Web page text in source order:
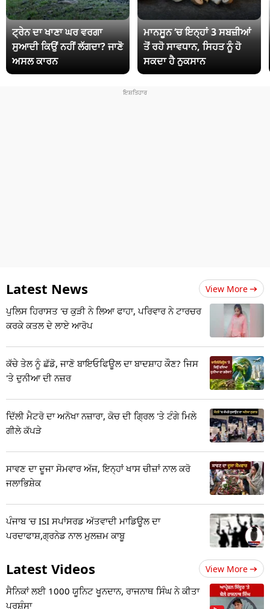
ਟ੍ਰੇਨ ਦਾ ਖਾਣਾ ਘਰ ਵਰਗਾ
ਸੁਆਦੀ ਕਿਉਂ ਨਹੀਂ ਲੱਗਦਾ? ਜਾਣੋ
ਅਸਲ ਕਾਰਨ
ਮਾਨਸੂਨ ‘ਚ ਇਨ੍ਹਾਂ 3 ਸਬਜ਼ੀਆਂ
ਤੋਂ ਰਹੋ ਸਾਵਧਾਨ, ਸਿਹਤ ਨੂੰ ਹੋ
ਸਕਦਾ ਹੈ ਨੁਕਸਾਨ
Latest News View More
ਪੁਲਿਸ ਹਿਰਾਸਤ 'ਚ ਕੁੜੀ ਨੇ ਲਿਆ ਫਾਹਾ, ਪਰਿਵਾਰ ਨੇ ਟਾਰਚਰ
ਕਰਕੇ ਕਤਲ ਦੇ ਲਾਏ ਆਰੋਪ
ਕੱਚੇ ਤੇਲ ਨੂੰ ਛੱਡੋ, ਜਾਣੋ ਬਾਇਓਫਿਊਲ ਦਾ ਬਾਦਸ਼ਾਹ ਕੌਣ? ਜਿਸ
'ਤੇ ਦੁਨੀਆ ਦੀ ਨਜ਼ਰ
ਦਿੱਲੀ ਮੈਟਰੋ ਦਾ ਅਨੋਖਾ ਨਜ਼ਾਰਾ, ਕੋਚ ਦੀ ਗ੍ਰਿਲ 'ਤੇ ਟੰਗੇ ਮਿਲੇ
ਗੀਲੇ ਕੱਪੜੇ
ਸਾਵਣ ਦਾ ਦੂਜਾ ਸੋਮਵਾਰ ਅੱਜ, ਇਨ੍ਹਾਂ ਖਾਸ ਚੀਜ਼ਾਂ ਨਾਲ ਕਰੋ
ਜਲਾਭਿਸ਼ੇਕ
ਪੰਜਾਬ 'ਚ ISI ਸਪਾਂਸਰਡ ਅੱਤਵਾਦੀ ਮਾਡਿਊਲ ਦਾ
ਪਰਦਾਫਾਸ਼,ਗ੍ਰਨੇਡ ਨਾਲ ਮੁਲਜ਼ਮ ਕਾਬੂ
Latest Videos View More
ਸੈਨਿਕਾਂ ਲਈ 1000 ਯੂਨਿਟ ਖੂਨਦਾਨ, ਰਾਜਨਾਥ ਸਿੰਘ ਨੇ ਕੀਤਾ
ਪ੍ਰਸ਼ੰਸਾ